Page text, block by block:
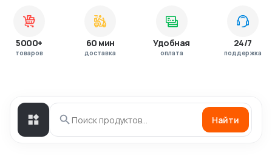
5000+
товаров
60 мин
доставка
Удобная
оплата
24/7
поддержка
Найти